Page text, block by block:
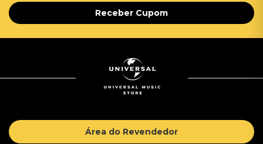
Receber Cupom
Área do Revendedor